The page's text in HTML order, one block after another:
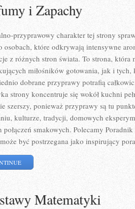
i Zapachy
przyprawowy charakter tej strony
osobach, które odkrywają intensywne
z różnych stron świata. To strona, która
miłośników gotowania, jak i
dobrane przyprawy potrafią
strony koncentruje się wokół kuchni
szerszy, ponieważ przyprawy są tu
kulturze, tradycji, domowych
połączeń smakowych. Polecamy
być postrzegana jako inspirujący
Matematyki